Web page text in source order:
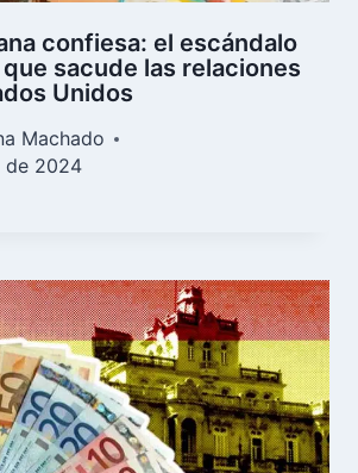
confiesa: el escándalo
sacude las relaciones
Unidos
Machado
de 2024